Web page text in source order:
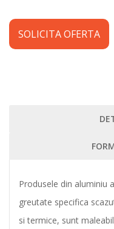
SOLICITA OFERTA
Produsele din aluminiu
greutate specifica
si termice, sunt